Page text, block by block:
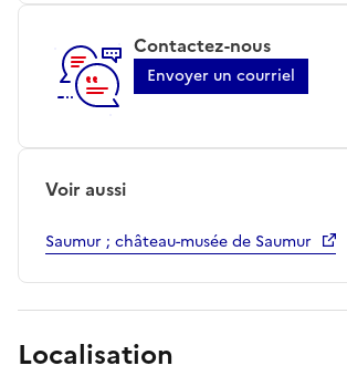
Contactez-nous
Envoyer un courriel
Voir aussi
Saumur ; château-musée de Saumur
Localisation